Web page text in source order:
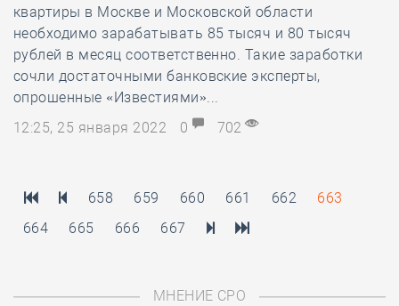
квартиры в Москве и Московской области
необходимо зарабатывать 85 тысяч и 80 тысяч
рублей в месяц соответственно. Такие заработки
сочли достаточными банковские эксперты,
опрошенные «Известиями»...
12:25, 25 января 2022
0 702
658 659 660 661 662
663
664
665 666 667
МНЕНИЕ СРО